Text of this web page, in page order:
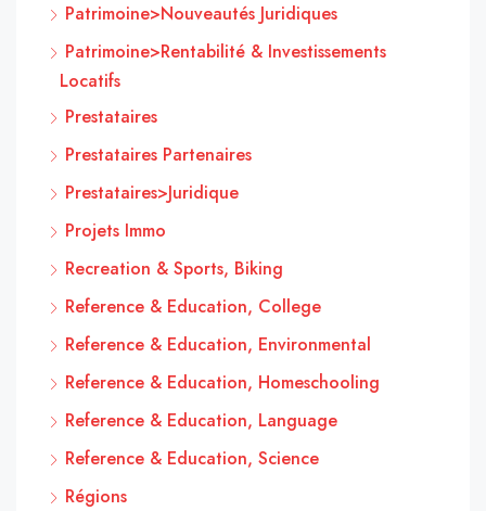
Patrimoine>Nouveautés Juridiques
Patrimoine>Rentabilité & Investissements
Locatifs
Prestataires
Prestataires Partenaires
Prestataires>Juridique
Projets Immo
Recreation & Sports, Biking
Reference & Education, College
Reference & Education, Environmental
Reference & Education, Homeschooling
Reference & Education, Language
Reference & Education, Science
Régions